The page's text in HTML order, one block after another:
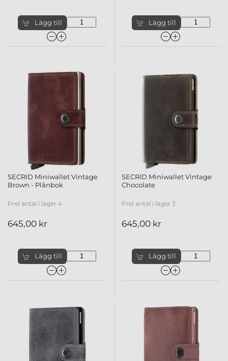
Lägg till Lägg till
SECRID Miniwallet Vintage
Brown - Plånbok
Prel antal i lager 4
645,00 kr
Lägg till
SECRID Miniwallet Vintage
Chocolate
Prel antal i lager 3
645,00 kr
Lägg till